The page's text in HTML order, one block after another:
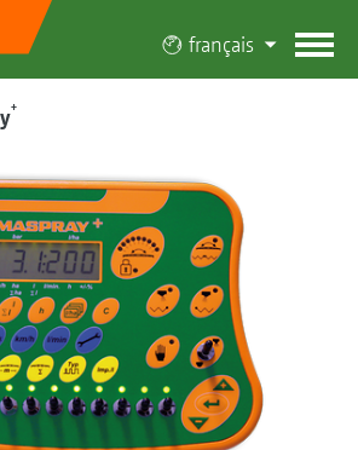
français
+